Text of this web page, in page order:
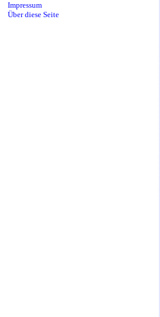
Impressum
Über diese Seite